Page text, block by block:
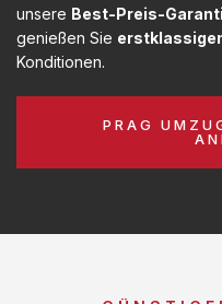
unsere Best-Preis-
genießen Sie
Konditionen.
PRAG